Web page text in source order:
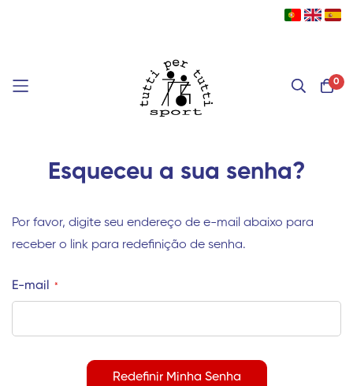
0
conteúdo
Esqueceu a sua senha?
Por favor, digite seu endereço de e-mail abaixo para
receber o link para redefinição de senha.
E-mail
Redefinir Minha Senha